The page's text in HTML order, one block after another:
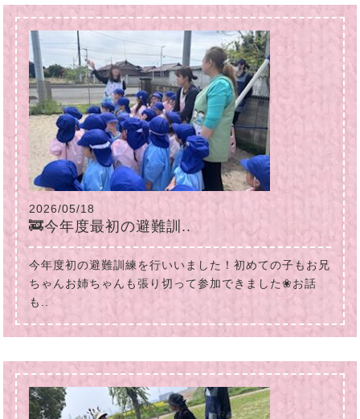
2026/05/18
🚒今年度最初の避難訓..
今年度初の避難訓練を行いいました！初めての子もお兄
ちゃんお姉ちゃんも張り切って参加できました❀お話
も..